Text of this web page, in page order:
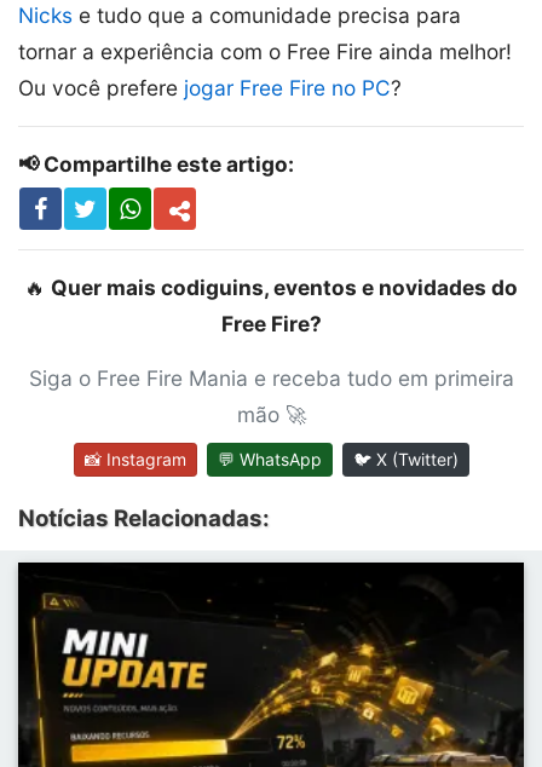
Nicks e tudo que a comunidade precisa para
tornar a experiência com o Free Fire ainda melhor!
Ou você prefere jogar Free Fire no PC?
📢 Compartilhe este artigo:
🔥 Quer mais codiguins, eventos e novidades do
Free Fire?
Siga o Free Fire Mania e receba tudo em primeira
mão 🚀
📸 Instagram 💬 WhatsApp 🐦 X (Twitter)
Notícias Relacionadas: